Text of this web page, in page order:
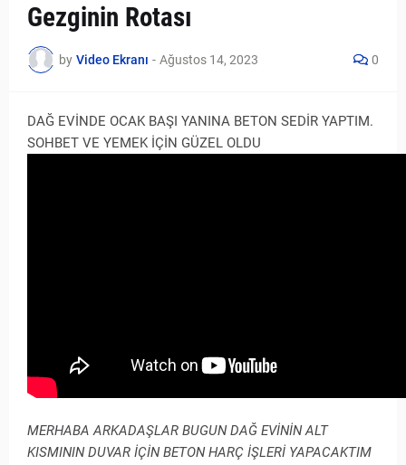
Gezginin Rotası
by Video Ekranı - Ağustos 14, 2023 0
DAĞ EVİNDE OCAK BAŞI YANINA BETON SEDİR YAPTIM.
SOHBET VE YEMEK İÇİN GÜZEL OLDU
MERHABA ARKADAŞLAR BUGUN DAĞ EVİNİN ALT
KISMININ DUVAR İÇİN BETON HARÇ İŞLERİ YAPACAKTIM